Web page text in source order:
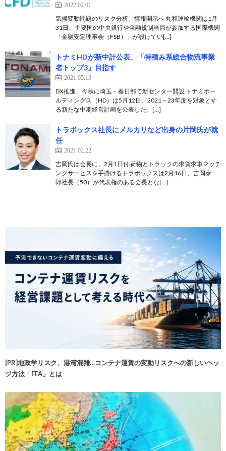
2022.02.01
気候変動問題のリスク分析、情報開示へ 丸和運輸機関は1月
31日、主要国の中央銀行や金融規制当局が参加する国際機関
「金融安定理事会（FSB）」が設けてい[…]
トナミHDが新中計公表、「特積み系総合物流事業
者トップ3」目指す
2021.05.13
DX推進、今秋に埼玉・春日部で新センター開設 トナミホー
ルディングス（HD）は5月12日、2021～23年度を対象とす
る新たな中期経営計画を公表した。[…]
トラボックス社長にメルカリなど出身の片岡氏が就
任
2021.02.22
吉岡氏は会長に、2月1日付 荷物とトラックの求貨求車マッチ
ングサービスを手掛けるトラボックスは2月16日、吉岡泰一
郎社長（50）が代表権のある会長とな[…]
[PR]地政学リスク、港湾混雑…コンテナ運賃の変動リスクへの新しいヘッ
ジ方法「FFA」とは